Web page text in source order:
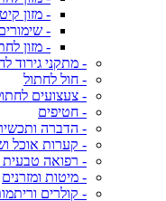
- מזון
-
- מזון
- מתקני גירוד
- חול לחתול
- צעצועים
- חטיפים
- הדברה
- קערות אוכל
- רפואה טבעית
- מיטות ומזרנים
- קולרים